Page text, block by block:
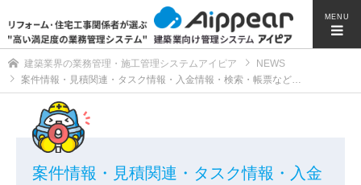
MENU
建築業界の業務管理・施工管理システムアイピア
NEWS
案件情報・見積関連・タスク情報・入金情報・検索・帳票など…
案件情報・見積関連・タスク情報・入金